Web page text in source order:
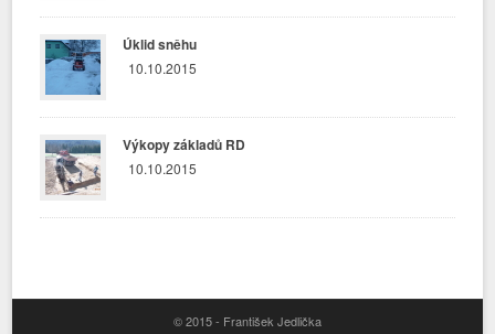
Úklid sněhu
10.10.2015
Výkopy základů RD
10.10.2015
© 2015 - František Jedlička